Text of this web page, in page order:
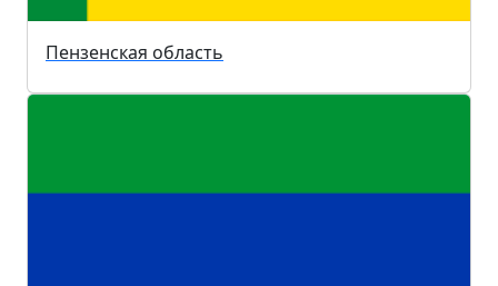
Пензенская область